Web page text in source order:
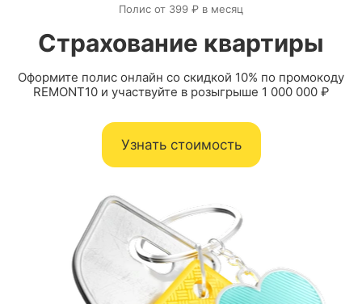
Полис от 399 ₽ в месяц
Страхование квартиры
Оформите полис онлайн со скидкой 10% по промокоду
REMONT10 и участвуйте в розыгрыше 1 000 000 ₽
Узнать стоимость